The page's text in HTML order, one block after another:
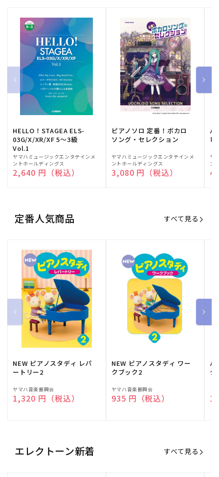
HELLO！STAGEA ELS-
03G/X/XR/XF 5～3級
Vol.1
販
売
元:
ヤマハミュージックエンタテインメ
ントホールディングス
通常価格
2,640 円（税込）
ピアノソロ 定番！ボカロ
ソング・セレクション
販
売
元:
ヤマハミュージックエンタテインメ
ントホールディングス
通常価格
3,080 円（税込）
バ
ヒ
販
売
ヤ
ン
定番人気商品 すべて見る
NEW ピアノスタディ レパ
ートリー2
販
売
ヤマハ音楽振興会
通常価格
1,320 円（税込）
NEW ピアノスタディ ワー
クブック2
販
売
ヤマハ音楽振興会
通常価格
935 円（税込）
バ
ク
売
エレクトーン新着 すべて見る